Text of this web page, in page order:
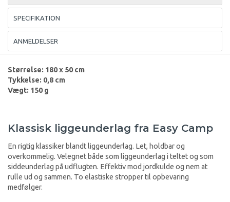
SPECIFIKATION
ANMELDELSER
Størrelse: 180 x 50 cm
Tykkelse: 0,8 cm
Vægt: 150 g
Klassisk liggeunderlag fra Easy Camp
En rigtig klassiker blandt liggeunderlag. Let, holdbar og
overkommelig. Velegnet både som liggeunderlag i teltet og som
siddeunderlag på udflugten. Effektiv mod jordkulde og nem at
rulle ud og sammen. To elastiske stropper til opbevaring
medfølger.